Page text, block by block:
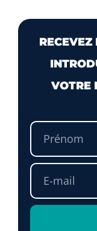
RECEVEZ
VOTRE